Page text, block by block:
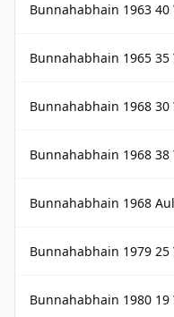
Bunnahabhain 1963 40
Bunnahabhain 1965 35
Bunnahabhain 1968 30
Bunnahabhain 1968 38
Bunnahabhain 1968
Bunnahabhain 1979 25
Bunnahabhain 1980 19